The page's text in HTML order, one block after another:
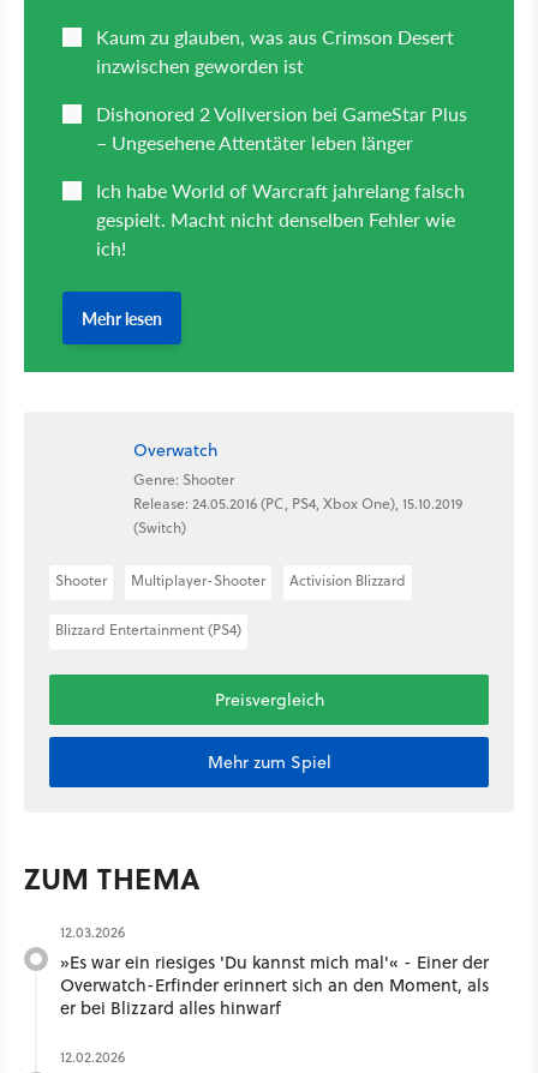
Overwatch
Genre: Shooter
Release: 24.05.2016 (PC, PS4, Xbox One), 15.10.2019
(Switch)
Shooter Multiplayer-Shooter Activision Blizzard
Blizzard Entertainment (PS4)
Preisvergleich
Mehr zum Spiel
ZUM THEMA
12.03.2026
»Es war ein riesiges 'Du kannst mich mal'« - Einer der
Overwatch-Erfinder erinnert sich an den Moment, als
er bei Blizzard alles hinwarf
12.02.2026